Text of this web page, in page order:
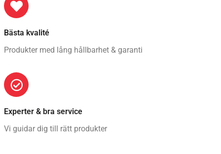
Bästa kvalité
Produkter med lång hållbarhet & garanti
Experter & bra service
Vi guidar dig till rätt produkter